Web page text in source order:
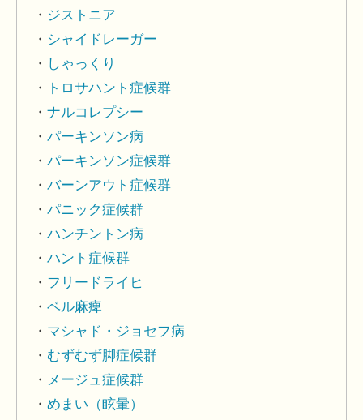
ジストニア
シャイドレーガー
しゃっくり
トロサハント症候群
ナルコレプシー
パーキンソン病
パーキンソン症候群
バーンアウト症候群
パニック症候群
ハンチントン病
ハント症候群
フリードライヒ
ベル麻痺
マシャド・ジョセフ病
むずむず脚症候群
メージュ症候群
めまい（眩暈）